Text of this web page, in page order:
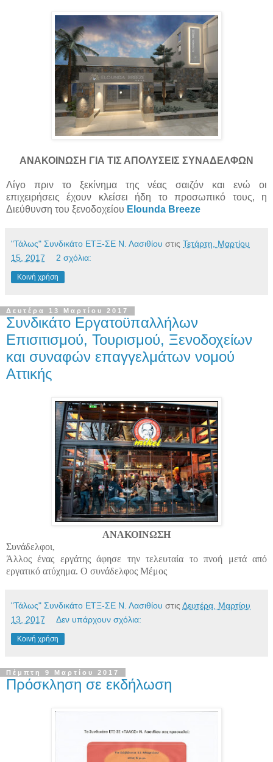
ΑΝΑΚΟΙΝΩΣΗ ΓΙΑ ΤΙΣ ΑΠΟΛΥΣΕΙΣ ΣΥΝΑΔΕΛΦΩΝ
Λίγο πριν το ξεκίνημα της νέας σαιζόν και ενώ οι
επιχειρήσεις έχουν κλείσει ήδη το προσωπικό τους, η
Διεύθυνση του ξενοδοχείου Elounda Breeze
"Τάλως" Συνδικάτο ΕΤΞ-ΣΕ Ν. Λασιθίου στις Τετάρτη, Μαρτίου
15, 2017
2 σχόλια:
Κοινή χρήση
Δευτέρα 13 Μαρτίου 2017
Συνδικάτο Εργατοϋπαλλήλων
Επισιτισμού, Τουρισμού, Ξενοδοχείων
και συναφών επαγγελμάτων νομού
Αττικής
ΑΝΑΚΟΙΝΩΣΗ
Συνάδελφοι,
Άλλος ένας εργάτης άφησε την τελευταία το πνοή μετά από
εργατικό ατύχημα. Ο συνάδελφος Μέμος
"Τάλως" Συνδικάτο ΕΤΞ-ΣΕ Ν. Λασιθίου στις Δευτέρα, Μαρτίου
13, 2017
Δεν υπάρχουν σχόλια:
Κοινή χρήση
Πέμπτη 9 Μαρτίου 2017
Πρόσκληση σε εκδήλωση